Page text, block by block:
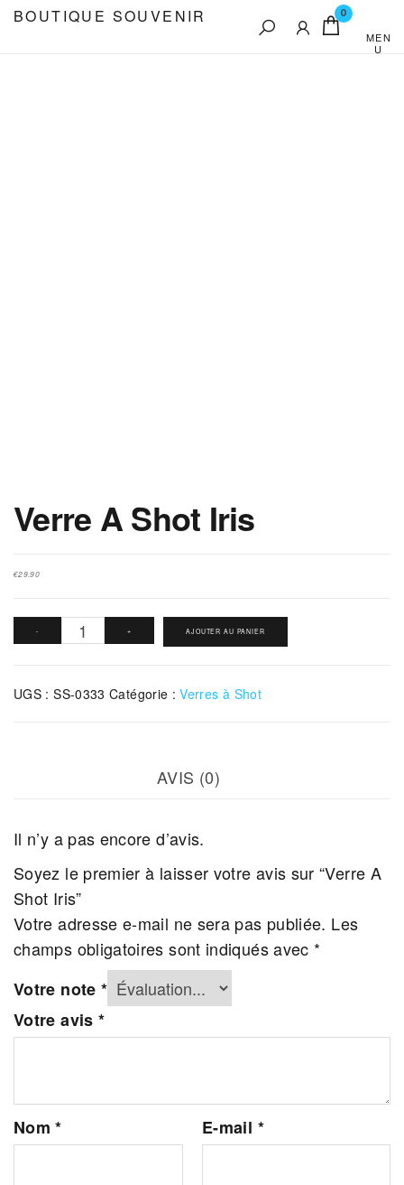
AllerBOUTIQUE SOUVENIR 0
MEN
U
Verre A Shot Iris
€29.90
-
quantité
A
+ AJOUTER AU PANIER
UGS :SS-0333 Catégorie :Verres à Shot
AVIS (0)
Il n’y a pas encore d’avis.
Soyez le premier à laisser votre avis sur “Verre A
Shot Iris”
Votre adresse e-mail ne sera pas publiée. Les
champs obligatoires sont indiqués avec *
Votre note *
Votre avis *
Nom* E-mail *